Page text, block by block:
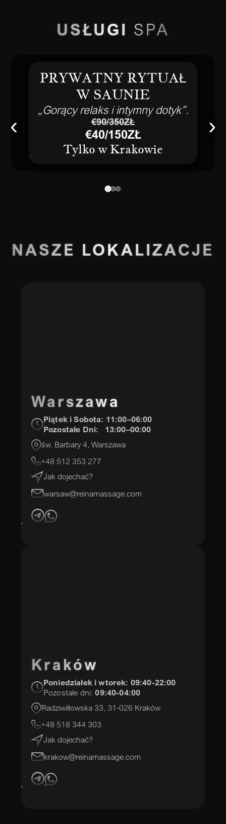
USŁUGI SPA
PRYWATNY RYTUAŁ
W SAUNIE
„Gorący relaks i intymny dotyk”.
€90/350ZŁ
€40/150ZŁ
Tylko w Krakowie
‹ ›
NASZE LOKALIZACJE
Warszawa
Piątek i Sobota: 11:00–06:00
Pozostałe Dni: 13:00–00:00
św. Barbary 4, Warszawa
+48 512 353 277
Jak dojechać?
warsaw@reinamassage.com
Kraków
Poniedziałek i wtorek: 09:40-22:00
Pozostałe dni:09:40-04:00
Radziwiłłowska 33, 31-026 Kraków
+48 518 344 303
Jak dojechać?
krakow@reinamassage.com